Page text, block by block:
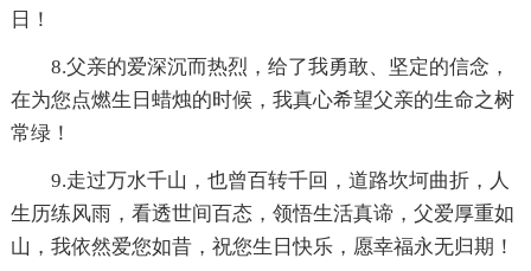
日！
8.父亲的爱深沉而热烈，给了我勇敢、坚定的信念，
在为您点燃生日蜡烛的时候，我真心希望父亲的生命之树
常绿！
9.走过万水千山，也曾百转千回，道路坎坷曲折，人
生历练风雨，看透世间百态，领悟生活真谛，父爱厚重如
山，我依然爱您如昔，祝您生日快乐，愿幸福永无归期！